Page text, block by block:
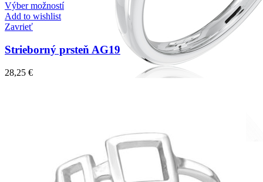
Romantic Collection
Zásnubné prstne z kolekcie Romantic.
Výber možností
Add to wishlist
Zavrieť
Strieborný prsteň AG19
28,25 €